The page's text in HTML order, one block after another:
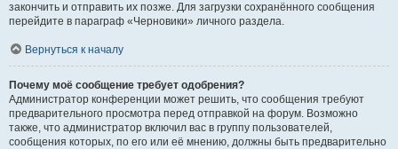
закончить и отправить их позже. Для загрузки сохранённого сообщения
перейдите в параграф «Черновики» личного раздела.
Вернуться к началу
Почему моё сообщение требует одобрения?
Администратор конференции может решить, что сообщения требуют
предварительного просмотра перед отправкой на форум. Возможно
также, что администратор включил вас в группу пользователей,
сообщения которых, по его или её мнению, должны быть предварительно